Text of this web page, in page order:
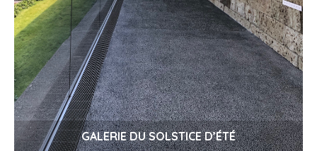
GALERIE DU SOLSTICE D’ÉTÉ